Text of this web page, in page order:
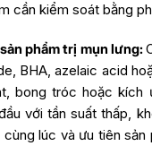
cần kiểm soát bằng
phẩm trị mụn lưng:
BHA, azelaic acid
bong tróc hoặc kích
với tần suất thấp,
cùng lúc và ưu tiên